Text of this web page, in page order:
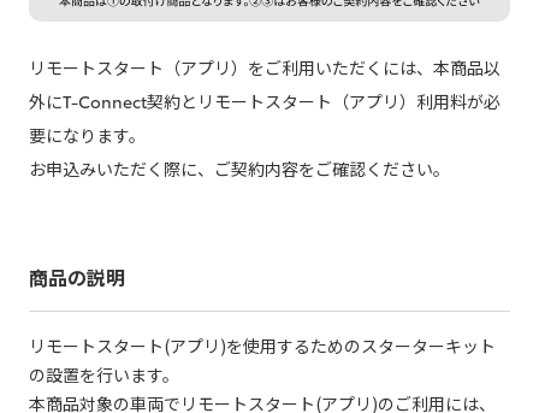
リモートスタート（アプリ）をご利用いただくには、本商品以
外にT-Connect契約とリモートスタート（アプリ）利用料が必
要になります。​
お申込みいただく際に、ご契約内容をご確認ください。
商品の説明
リモートスタート(アプリ)を使用するためのスターターキット
の設置を行います。
本商品対象の車両でリモートスタート(アプリ)のご利用には、